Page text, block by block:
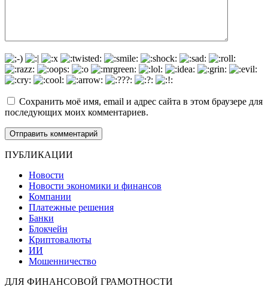
Сохранить моё имя, email и адрес сайта в этом браузере для
последующих моих комментариев.
ПУБЛИКАЦИИ
Новости
Новости экономики и финансов
Компании
Платежные решения
Банки
Блокчейн
Криптовалюты
ИИ
Мошенничество
ДЛЯ ФИНАНСОВОЙ ГРАМОТНОСТИ